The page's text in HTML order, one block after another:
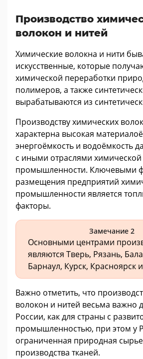
Производство
волокон и нитей
Химические волокна и нити
искусственные, которые
химической переработки
полимеров, а также
вырабатываются из
Производству химических
характерна высокая
энергоёмкость и водоёмкость
с иными отраслями химической
промышленности. Ключевыми
размещения предприятий
промышленности является
факторы.
Замечание 2
Основными центрами
являются Тверь, Рязань,
Барнаул, Курск, Красноярск
Важно отметить, что
волокон и нитей весьма важно
России, как для страны с
промышленностью, при этом у
ограниченная природная
производства тканей.